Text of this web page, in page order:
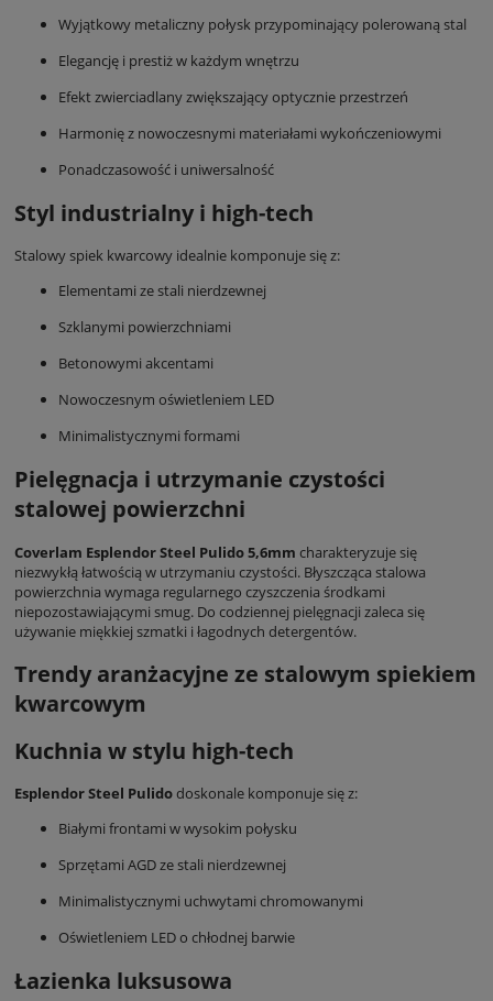
Wyjątkowy metaliczny połysk przypominający polerowaną stal
Elegancję i prestiż w każdym wnętrzu
Efekt zwierciadlany zwiększający optycznie przestrzeń
Harmonię z nowoczesnymi materiałami wykończeniowymi
Ponadczasowość i uniwersalność
Styl industrialny i high-tech
Stalowy spiek kwarcowy idealnie komponuje się z:
Elementami ze stali nierdzewnej
Szklanymi powierzchniami
Betonowymi akcentami
Nowoczesnym oświetleniem LED
Minimalistycznymi formami
Pielęgnacja i utrzymanie czystości
stalowej powierzchni
Coverlam Esplendor Steel Pulido 5,6mm charakteryzuje się
niezwykłą łatwością w utrzymaniu czystości. Błyszcząca stalowa
powierzchnia wymaga regularnego czyszczenia środkami
niepozostawiającymi smug. Do codziennej pielęgnacji zaleca się
używanie miękkiej szmatki i łagodnych detergentów.
Trendy aranżacyjne ze stalowym spiekiem
kwarcowym
Kuchnia w stylu high-tech
Esplendor Steel Pulidodoskonale komponuje się z:
Białymi frontami w wysokim połysku
Sprzętami AGD ze stali nierdzewnej
Minimalistycznymi uchwytami chromowanymi
Oświetleniem LED o chłodnej barwie
Łazienka luksusowa